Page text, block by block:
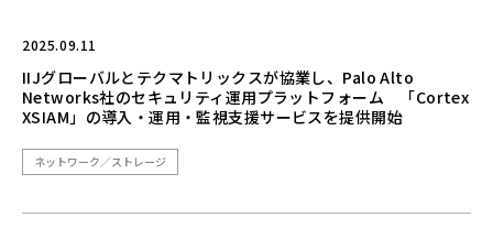
2025.09.11
IIJグローバルとテクマトリックスが協業し、Palo Alto
Networks社のセキュリティ運用プラットフォーム 「Cortex
XSIAM」の導入・運用・監視支援サービスを提供開始
ネットワーク／ストレージ